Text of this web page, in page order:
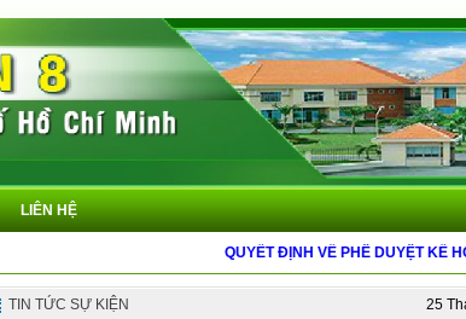
LIÊN HỆ
QUYẾT ĐỊNH VỀ PHÊ DUYỆT KẾ
TIN TỨC SỰ KIỆN 25